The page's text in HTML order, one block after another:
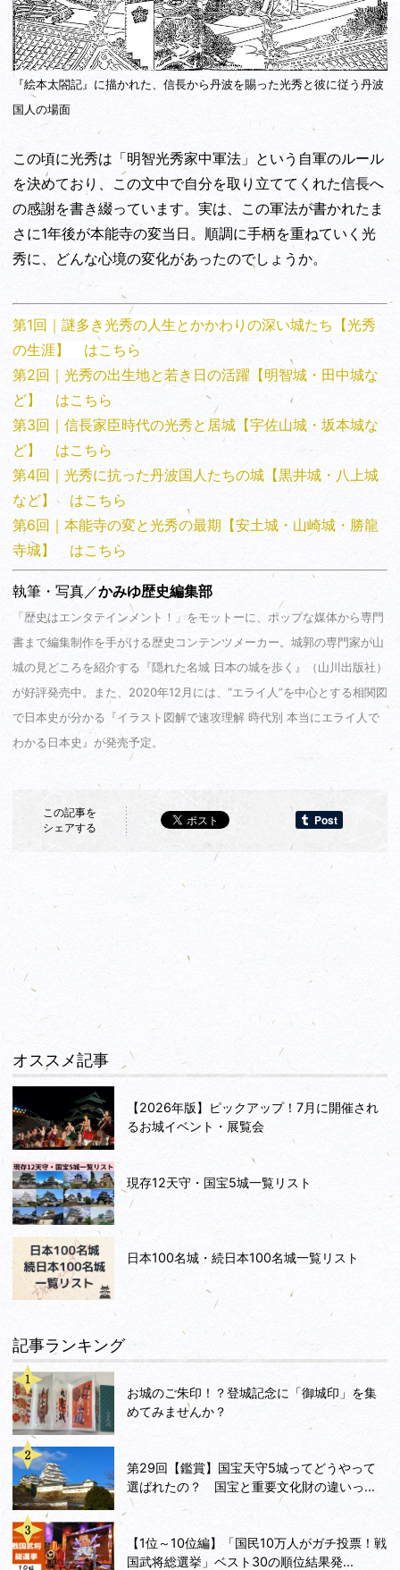
『絵本太閤記』に描かれた、信長から丹波を賜った光秀と彼に従う丹波
国人の場面
この頃に光秀は「明智光秀家中軍法」という自軍のルール
を決めており、この文中で自分を取り立ててくれた信長へ
の感謝を書き綴っています。実は、この軍法が書かれたま
さに1年後が本能寺の変当日。順調に手柄を重ねていく光
秀に、どんな心境の変化があったのでしょうか。
第1回｜謎多き光秀の人生とかかわりの深い城たち【光秀
の生涯】 はこちら
第2回｜光秀の出生地と若き日の活躍【明智城・田中城な
ど】 はこちら
第3回｜信長家臣時代の光秀と居城【宇佐山城・坂本城な
ど】 はこちら
第4回｜光秀に抗った丹波国人たちの城【黒井城・八上城
など】 はこちら
第6回｜本能寺の変と光秀の最期【安土城・山崎城・勝龍
寺城】 はこちら
執筆・写真／かみゆ歴史編集部
「歴史はエンタテインメント！」をモットーに、ポップな媒体から専門
書まで編集制作を手がける歴史コンテンツメーカー。城郭の専門家が山
城の見どころを紹介する『隠れた名城 日本の城を歩く』（山川出版社）
が好評発売中。また、2020年12月には、“エライ人”を中心とする相関図
で日本史が分かる『イラスト図解で速攻理解 時代別 本当にエライ人で
わかる日本史』が発売予定。
この記事を
シェアする
オススメ記事
【2026年版】ピックアップ！7月に開催され
るお城イベント・展覧会
現存12天守・国宝5城一覧リスト
日本100名城・続日本100名城一覧リスト
記事ランキング
お城のご朱印！？登城記念に「御城印」を集
めてみませんか？
第29回【鑑賞】国宝天守5城ってどうやって
選ばれたの？ 国宝と重要文化財の違いっ...
【1位～10位編】「国民10万人がガチ投票！戦
国武将総選挙」ベスト30の順位結果発...